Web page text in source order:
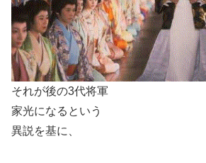
それが後の3代将軍
家光になるという
異説を基に、